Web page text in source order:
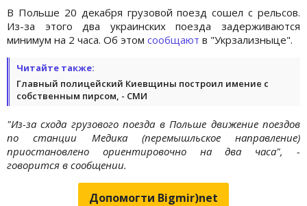
В Польше 20 декабря грузовой поезд сошел с рельсов.
Из-за этого два украинских поезда задерживаются
минимум на 2 часа. Об этом сообщают в "Укрзализныце".
Читайте также:
Главный полицейский Киевщины построил имение с
собственным пирсом, - СМИ
"Из-за схода грузового поезда в Польше движение поездов
по станции Медика (перемышльское направление)
приостановлено ориентировочно на два часа", -
говорится в сообщении.
Допомогти Bigmir)net